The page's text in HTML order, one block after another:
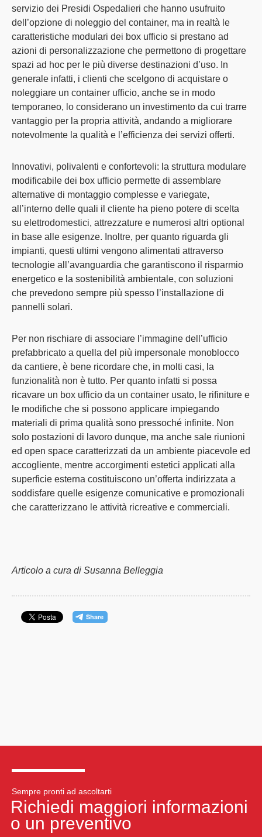
servizio dei Presidi Ospedalieri che hanno usufruito
dell’opzione di noleggio del container, ma in realtà le
caratteristiche modulari dei box ufficio si prestano ad
azioni di personalizzazione che permettono di progettare
spazi ad hoc per le più diverse destinazioni d’uso. In
generale infatti, i clienti che scelgono di acquistare o
noleggiare un container ufficio, anche se in modo
temporaneo, lo considerano un investimento da cui trarre
vantaggio per la propria attività, andando a migliorare
notevolmente la qualità e l’efficienza dei servizi offerti.
Innovativi, polivalenti e confortevoli: la struttura modulare
modificabile dei box ufficio permette di assemblare
alternative di montaggio complesse e variegate,
all’interno delle quali il cliente ha pieno potere di scelta
su elettrodomestici, attrezzature e numerosi altri optional
in base alle esigenze. Inoltre, per quanto riguarda gli
impianti, questi ultimi vengono alimentati attraverso
tecnologie all’avanguardia che garantiscono il risparmio
energetico e la sostenibilità ambientale, con soluzioni
che prevedono sempre più spesso l’installazione di
pannelli solari.
Per non rischiare di associare l’immagine dell’ufficio
prefabbricato a quella del più impersonale monoblocco
da cantiere, è bene ricordare che, in molti casi, la
funzionalità non è tutto. Per quanto infatti si possa
ricavare un box ufficio da un container usato, le rifiniture e
le modifiche che si possono applicare impiegando
materiali di prima qualità sono pressoché infinite. Non
solo postazioni di lavoro dunque, ma anche sale riunioni
ed open space caratterizzati da un ambiente piacevole ed
accogliente, mentre accorgimenti estetici applicati alla
superficie esterna costituiscono un’offerta indirizzata a
soddisfare quelle esigenze comunicative e promozionali
che caratterizzano le attività ricreative e commerciali.
Articolo a cura di Susanna Belleggia
Sempre pronti ad ascoltarti
Richiedi maggiori informazioni
o un preventivo